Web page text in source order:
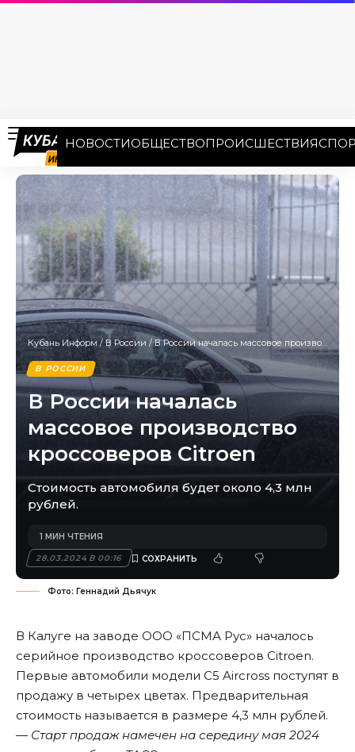
НОВОСТИОБЩЕСТВОПРОИСШЕСТВИЯ
Кубань Информ/ В России /В России началась массовое производство кроссоверов Citroen
В РОССИИ
В России началась
массовое производство
кроссоверов Citroen
Стоимость автомобиля будет около 4,3 млн
рублей.
28.03.2024 В 00:16
1 МИН ЧТЕНИЯ
Фото: Геннадий Дьячук
В Калуге на заводе ООО «ПСМА Рус» началось
серийное производство кроссоверов Citroen.
Первые автомобили модели C5 Aircross поступят в
продажу в четырех цветах. Предварительная
стоимость называется в размере 4,3 млн рублей.
— Старт продаж намечен на середину мая 2024